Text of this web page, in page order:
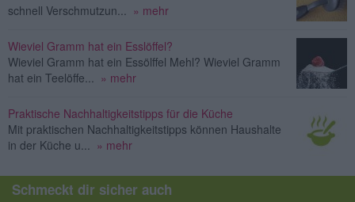
schnell Verschmutzun... » mehr
Wieviel Gramm hat ein Esslöffel?
Wieviel Gramm hat ein Essölffel Mehl? Wieviel Gramm
hat ein Teelöffe... » mehr
Praktische Nachhaltigkeitstipps für die Küche
Mit praktischen Nachhaltigkeitstipps können Haushalte
in der Küche u... » mehr
Schmeckt dir sicher auch